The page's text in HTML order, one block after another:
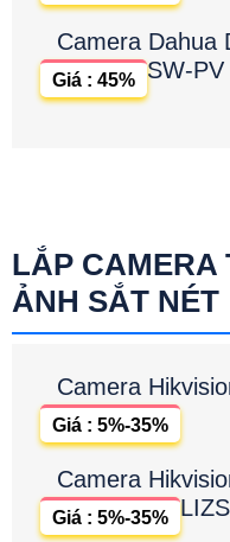
Camera Dahua
SW-PV
Giá : 45%
LẮP CAMERA
ẢNH SẮT NÉT
Camera
Giá : 5%-35%
Camera
Giá : 5%-35%